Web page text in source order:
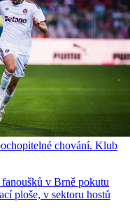
chování. Klub
fanoušků v Brně pokutu
ploše, v sektoru hostů